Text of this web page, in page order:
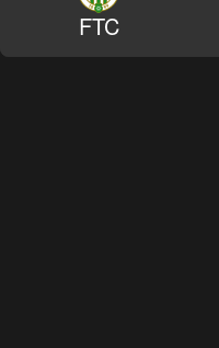
FTC